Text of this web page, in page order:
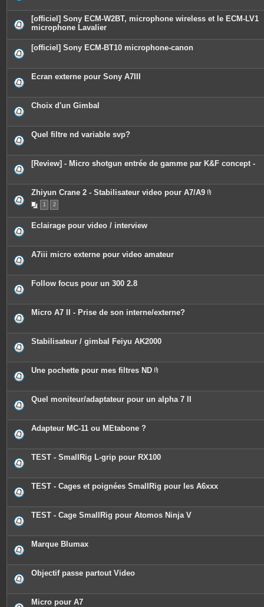
[officiel] Sony ECM-W2BT, microphone wireless et le ECM-LV1
microphone Lavalier
[officiel] Sony ECM-BT10 microphone-canon
Ecran externe pour Sony A7III
Choix d'un Gimbal
Quel filtre nd variable svp?
[Review] - Micro shotgun entrée de gamme par K&F concept -
Zhiyun Crane 2 - Stabilisateur video pour A7/A9
c
o
e
1 2
Eclairage pour video / interview
A7iii micro externe pour video amateur
Follow focus pour un 300 2.8
Micro A7 II - Prise de son interne/externe?
Stabilisateur / gimbal Feiyu AK2000
Une pochette pour mes filtres ND
è
c
j
t
e
s
Quel moniteur/adaptateur pour un alpha 7 II
Adapteur MC-11 ou MEtabone ?
TEST - SmallRig L-grip pour RX100
TEST - Cages et poignées SmallRig pour les A6xxx
TEST - Cage SmallRig pour Atomos Ninja V
Marque Blumax
Objectif passe partout Video
Micro pour A7